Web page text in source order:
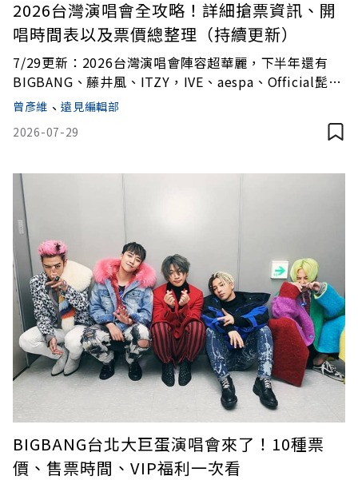
2026台灣演唱會全攻略！詳細搶票資訊、開
唱時間表以及票價總整理（持續更新）
7/29更新：2026台灣演唱會陣容超華麗，下半年還有
BIGBANG、藤井風、ITZY，IVE、aespa、Official髭男
dism、YOASOBI及BTS等超夯藝人重磅登場！本文整理
新的一年最值得期待的演唱會總整理，時間表、購票攻
略、票價資訊與場地指南，趕快鎖定每一場購票及開唱
會持續更新，希望所有的粉絲們都能順利神手搶到票！
曾彥維 、遠見編輯部
2026-07-29
BIGBANG台北大巨蛋演唱會來了！10種票
價、售票時間、VIP福利一次看